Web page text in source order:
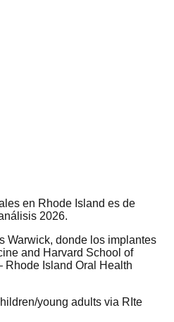
en Rhode Island es de
2026.
Warwick, donde los implantes
and Harvard School of
Rhode Island Oral Health
young adults via RIte